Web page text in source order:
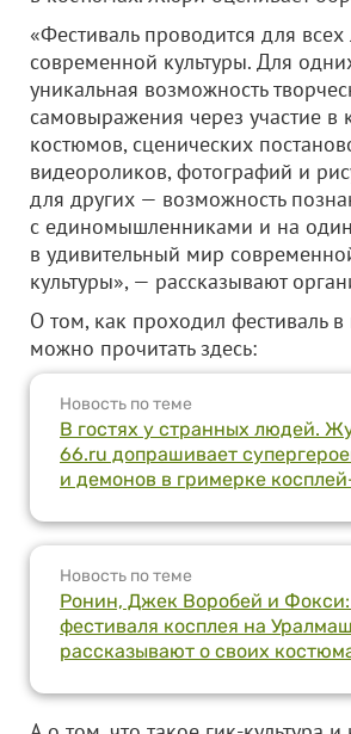
«Фестиваль проводится для
современной культуры. Для
уникальная возможность
самовыражения через участие в
костюмов, сценических
видеороликов, фотографий и
для других — возможность
с единомышленниками и на один
в удивительный мир
культуры», — рассказывают
О том, как проходил фестиваль
можно прочитать здесь:
Новость по теме
В гостях у странных людей.
66.ru допрашивает
и демонов в гримерке
Новость по теме
Ронин, Джек Воробей и Фокси:
фестиваля косплея на
рассказывают о своих